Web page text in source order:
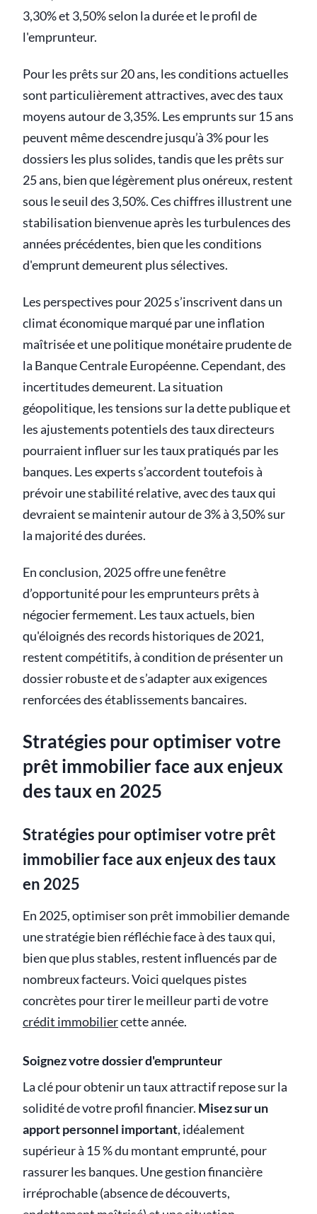
3,30% et 3,50% selon la durée et le profil de
l'emprunteur.
Pour les prêts sur 20 ans, les conditions actuelles
sont particulièrement attractives, avec des taux
moyens autour de 3,35%. Les emprunts sur 15 ans
peuvent même descendre jusqu’à 3% pour les
dossiers les plus solides, tandis que les prêts sur
25 ans, bien que légèrement plus onéreux, restent
sous le seuil des 3,50%. Ces chiffres illustrent une
stabilisation bienvenue après les turbulences des
années précédentes, bien que les conditions
d'emprunt demeurent plus sélectives.
Les perspectives pour 2025 s’inscrivent dans un
climat économique marqué par une inflation
maîtrisée et une politique monétaire prudente de
la Banque Centrale Européenne. Cependant, des
incertitudes demeurent. La situation
géopolitique, les tensions sur la dette publique et
les ajustements potentiels des taux directeurs
pourraient influer sur les taux pratiqués par les
banques. Les experts s’accordent toutefois à
prévoir une stabilité relative, avec des taux qui
devraient se maintenir autour de 3% à 3,50% sur
la majorité des durées.
En conclusion, 2025 offre une fenêtre
d’opportunité pour les emprunteurs prêts à
négocier fermement. Les taux actuels, bien
qu'éloignés des records historiques de 2021,
restent compétitifs, à condition de présenter un
dossier robuste et de s’adapter aux exigences
renforcées des établissements bancaires.
Stratégies pour optimiser votre
prêt immobilier face aux enjeux
des taux en 2025
Stratégies pour optimiser votre prêt
immobilier face aux enjeux des taux
en 2025
En 2025, optimiser son prêt immobilier demande
une stratégie bien réfléchie face à des taux qui,
bien que plus stables, restent influencés par de
nombreux facteurs. Voici quelques pistes
concrètes pour tirer le meilleur parti de votre
crédit immobiliercette année.
Soignez votre dossier d'emprunteur
La clé pour obtenir un taux attractif repose sur la
solidité de votre profil financier. Misez sur un
apport personnel important, idéalement
supérieur à 15 % du montant emprunté, pour
rassurer les banques. Une gestion financière
irréprochable (absence de découverts,